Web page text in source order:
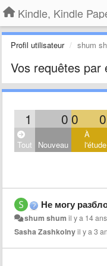
Profil utilisateur shum
Vos requêtes par
1 0 0 0
Tout Nouveau
À
l'étude
Не могу
shum shum il y a 14 ans
Sasha Zashkolnyil y a 3